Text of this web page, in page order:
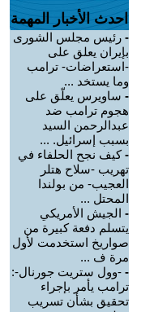
احدث الأخبار المهمة
- رئيس مجلس الشورى
بإيران يعلق على
-استعراضات- ترامب
وما يستخد ...
- ساويرس يعلّق على
هجوم ترامب ضد
عبدالرحمن السيد
بسبب إسرائيل. ...
-كيف نجح الحلفاء في
تهريب -سلاح هتلر
العجيب- من بولندا
المحتل ...
- الجيش الأمريكي
يتسلم دفعة كبيرة من
صواريخ استخدمت لأول
مرة ف ...
- -وول ستريت جورنال-:
ترامب يأمر بإجراء
تحقيق بشأن تسريب